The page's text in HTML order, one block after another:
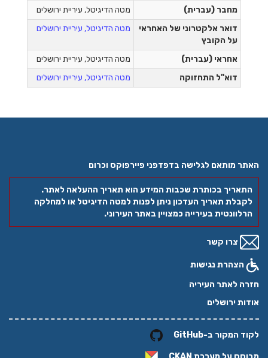
מחבר (עברית)
מטה הדיגיטל, עיריית ירושלים
דואר אלקטרוני של האחראי
על הקובץ
מטה הדיגיטל, עיריית ירושלים
אחראי (עברית)
מטה הדיגיטל, עיריית ירושלים
דוא"ל התחזוקה
מטה הדיגיטל, עיריית ירושלים
האתר מותאם לגלישה בדפדפני פיירפוקס וכרום
התאריך בכותרת שכבות המידע הוא תאריך ההעלאה לאתר.
לקבלת תאריך העדכון ניתן לפנות למטה הדיגיטל או למחלקה
הרלוונטית בעירייה כמצויין באתר העירוני.
צרו קשר
הצהרת נגישות
חזרה לאתר העיריה
אודות ירושלים
לקוד המקור ב-GitHub